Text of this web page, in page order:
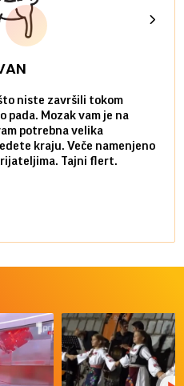
niste završili tokom
pada. Mozak vam je na
potrebna velika
kraju. Veče namenjeno
Tajni flert.